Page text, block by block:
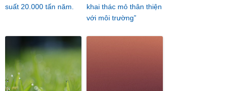
suất 20.000 tấn năm.
khai thác mỏ thân thiện
với môi trường”